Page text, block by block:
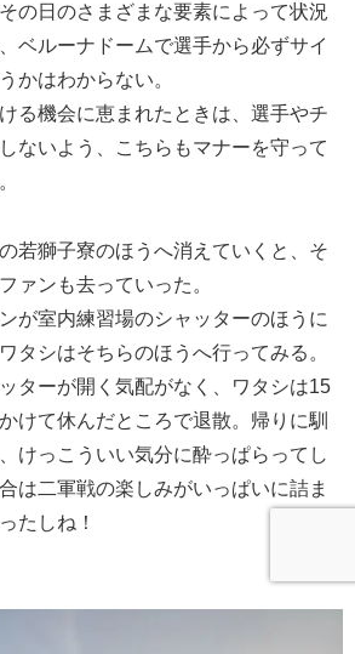
の日のさまざまな要素によって状況
ベルーナドームで選手から必ずサイ
かはわからない。
る機会に恵まれたときは、選手やチ
ないよう、こちらもマナーを守って
若獅子寮のほうへ消えていくと、そ
ァンも去っていった。
が室内練習場のシャッターのほうに
タシはそちらのほうへ行ってみる。
ターが開く気配がなく、ワタシは15
けて休んだところで退散。帰りに馴
けっこういい気分に酔っぱらってし
は二軍戦の楽しみがいっぱいに詰ま
たしね！